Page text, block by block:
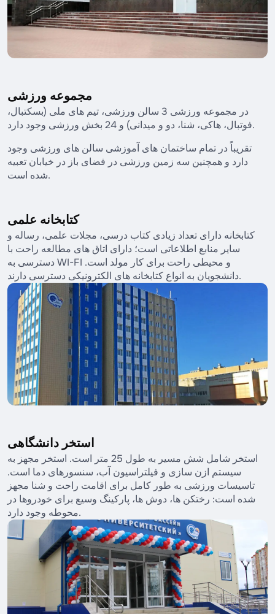
مجموعه ورزشی
در مجموعه ورزشی 3 سالن ورزشی، تیم های ملی (بسکتبال،
فوتبال، هاکی، شنا، دو و میدانی) و 24 بخش ورزشی وجود دارد.
تقریباً در تمام ساختمان های آموزشی سالن های ورزشی وجود
دارد و همچنین سه زمین ورزشی در فضای باز در خیابان تعبیه
شده است.
کتابخانه علمی
کتابخانه دارای تعداد زیادی کتاب درسی، مجلات علمی، رساله و
سایر منابع اطلاعاتی است؛ دارای اتاق های مطالعه راحت با
دسترسی به WI-FI و محیطی راحت برای کار مولد است.
دانشجویان به انواع کتابخانه های الکترونیکی دسترسی دارند.
استخر دانشگاهی
استخر شامل شش مسیر به طول 25 متر است. استخر مجهز به
سیستم ازن سازی و فیلتراسیون آب، سنسورهای دما است.
تاسیسات ورزشی به طور کامل برای اقامت راحت و شنا مجهز
شده است: رختکن ها، دوش ها، پارکینگ وسیع برای خودروها در
محوطه وجود دارد.